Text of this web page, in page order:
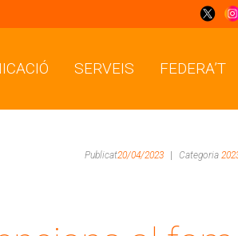
SERVEIS FEDERA’T
Publicat20/04/2023 Categoria